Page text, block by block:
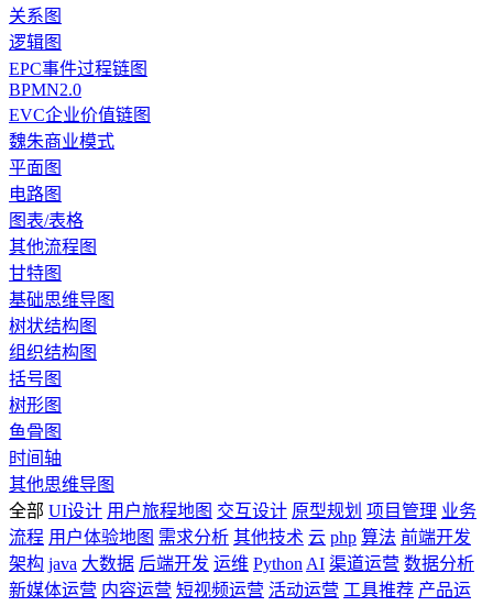
关系图
逻辑图
EPC事件过程链图
BPMN2.0
EVC企业价值链图
魏朱商业模式
平面图
电路图
图表/表格
其他流程图
甘特图
基础思维导图
树状结构图
组织结构图
括号图
树形图
鱼骨图
时间轴
其他思维导图
全部 UI设计 用户旅程地图 交互设计 原型规划 项目管理 业务
流程 用户体验地图 需求分析 其他技术 云 php 算法 前端开发
架构 java 大数据 后端开发 运维 Python AI 渠道运营 数据分析
新媒体运营 内容运营 短视频运营 活动运营 工具推荐 产品运